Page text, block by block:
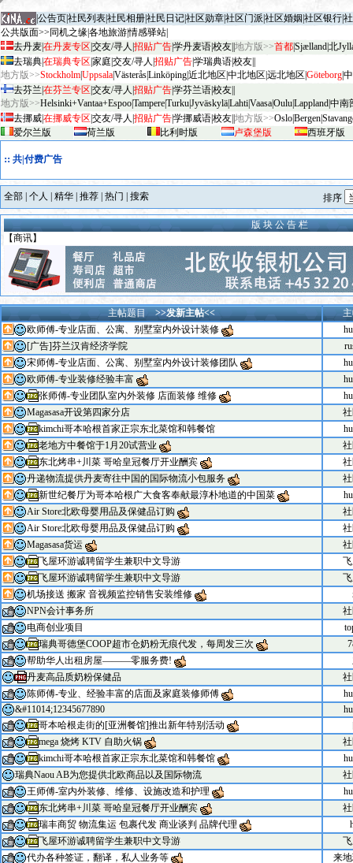
公告页社民列表社民相册社民日记社区勋章社区门派 社区婚姻 社区银行
公共版面>> 同机之缘各地旅游情感驿站
去丹麦在丹麦专区 交友/寻人 招贴广告学丹麦语校友 地方版>>首都Sjælland北
去瑞典在瑞典专区 家庭 交友/寻人 招贴广告学瑞典语校友
地方版>>StockholmUppsalaVästeråsLinköping近北地区 中北地区 远北地区 Göteborg
去芬兰 在芬兰专区 交友/寻人 招贴广告学芬兰语校友
地方版>>Helsinki+Vantaa+EspooTampereTurkuJyväskyläLahtiVaasaOuluLappland中南
去挪威在挪威专区 交友/寻人 招贴广告学挪威语校友 地方版>>OsloBergen
爱尔兰版
荷兰版 比利时版 卢森堡版 西班牙版
:: 共|付费广告
全部 个人 精华 推荐 热门 搜索 排序
版 块 公 告 栏
【商讯】
主帖题目 >>发新主帖<<
欧师傅-专业店面、公寓、别墅室内外设计装修
[广告]芬兰汉肯经济学院
宋师傅-专业店面、公寓、别墅室内外设计装修团队
欧师傅-专业装修经验丰富
张师傅-专业团队室內外装修 店面装修 维修
Magasasa开设第四家分店
kimchi哥本哈根首家正宗东北菜馆和韩餐馆
老地方中餐馆于1月20试营业
东北烤串+川菜 哥哈皇冠餐厅开业酬宾
丹递物流提供丹麦寄往中国的国际物流小包服务
新世纪餐厅为哥本哈根广大食客奉献最淳朴地道的中国菜
Air Store北欧母婴用品及保健品订购
Air Store北欧母婴用品及保健品订购
Magasasa货运
飞屋环游诚聘留学生兼职中文导游
飞屋环游诚聘留学生兼职中文导游
机场接送 搬家 音视频监控销售安装维修
NPN会计事务所
电商创业项目
瑞典哥德堡COOP超市仓奶粉无痕代发，每周发三次
帮助华人出租房屋———零服务费!
丹麦高品质奶粉保健品
陈师傅-专业、经验丰富的店面及家庭装修师傅
&#11014;12345677890
哥本哈根走街的[亚洲餐馆]推出新年特别活动
mega 烧烤 KTV 自助火锅
kimchi哥本哈根首家正宗东北菜馆和韩餐馆
瑞典Naou AB为您提供北欧商品以及国际物流
王师傅-室内外装修、维修、设施改造和护理
东北烤串+川菜 哥哈皇冠餐厅开业酬宾
瑞丰商贸 物流集运 包裹代发 商业谈判 品牌代理
飞屋环游诚聘留学生兼职中文导游
代办各种签证，翻译，私人业务等
来